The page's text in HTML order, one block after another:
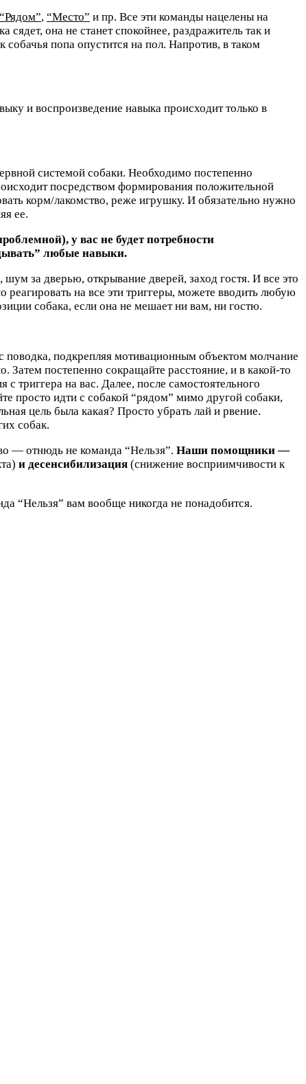
“Рядом”, “Место” и пр. Все эти команды нацелены на
она не станет спокойнее, раздражитель так и
собачья попа опустится на пол. Напротив, в таком
и воспроизведение навыка происходит только в
системой собаки. Необходимо постепенно
посредством формирования положительной
корм/лакомство, реже игрушку. И обязательно нужно
ее.
у вас не будет потребности
любые навыки.
за дверью, открывание дверей, заход гостя. И все это
реагировать на все эти триггеры, можете вводить любую
собака, если она не мешает ни вам, ни гостю.
поводка, подкрепляя мотивационным объектом молчание
Затем постепенно сокращайте расстояние, и в какой-то
триггера на вас. Далее, после самостоятельного
просто идти с собакой “рядом” мимо другой собаки,
цель была какая? Просто убрать лай и рвение.
собак.
— отнюдь не команда “Нельзя”. Наши помощники —
и десенсибилизация (снижение восприимчивости к
“Нельзя” вам вообще никогда не понадобится.